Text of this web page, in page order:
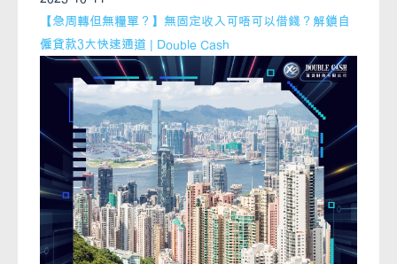
【急周轉但無糧單？】無固定收入可唔可以借錢？解鎖自
僱貸款3大快速通道 | Double Cash